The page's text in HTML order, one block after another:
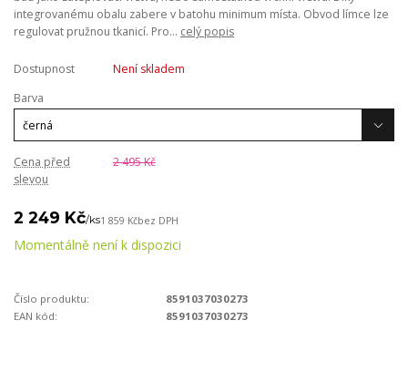
integrovanému obalu zabere v batohu minimum místa. Obvod límce lze
regulovat pružnou tkanicí. Pro... celý popis
Dostupnost
Není skladem
Barva
Cena před
slevou
2 495 Kč
2 249 Kč/ks1 859 Kčbez DPH
Momentálně není k dispozici
Číslo produktu:
8591037030273
EAN kód:
8591037030273